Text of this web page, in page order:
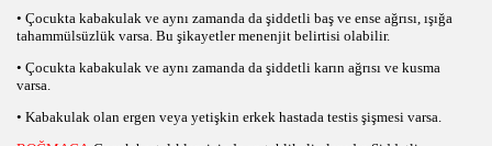
• Çocukta kabakulak ve aynı zamanda da şiddetli baş ve ense ağrısı, ışığa
tahammülsüzlük varsa. Bu şikayetler menenjit belirtisi olabilir.
• Çocukta kabakulak ve aynı zamanda da şiddetli karın ağrısı ve kusma
varsa.
• Kabakulak olan ergen veya yetişkin erkek hastada testis şişmesi varsa.